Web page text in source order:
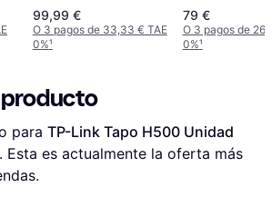
99,99 €
O 3 pagos de 33,33 € TAE
0%¹
79 €
O 3 pagos de
0%¹
producto
para TP-Link Tapo H500 Unidad
. Esta es actualmente la oferta más